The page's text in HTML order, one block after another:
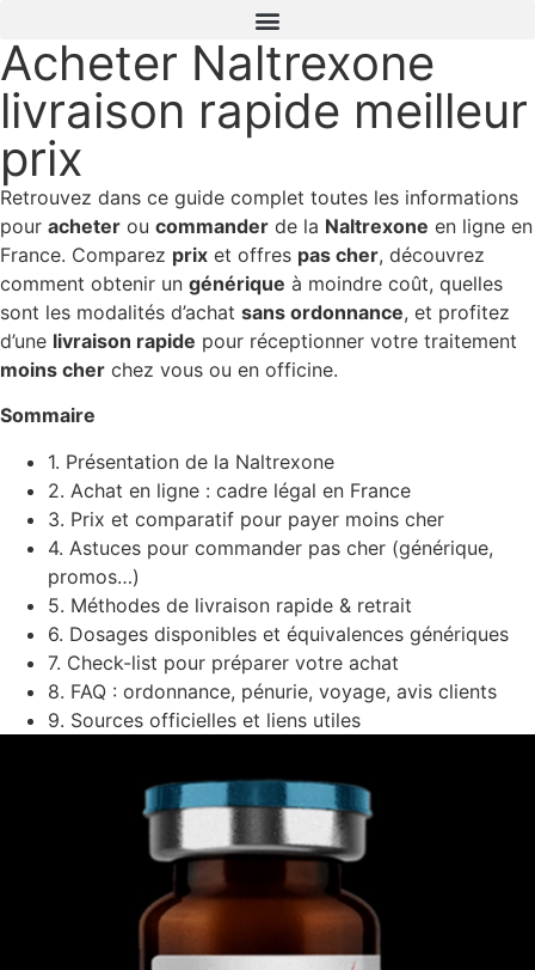
Acheter Naltrexone
livraison rapide meilleur
prix
Retrouvez dans ce guide complet toutes les informations
pour acheter ou commander de la Naltrexone en ligne en
France. Comparez prix et offres pas cher, découvrez
comment obtenir un générique à moindre coût, quelles
sont les modalités d’achat sans ordonnance, et profitez
d’une livraison rapide pour réceptionner votre traitement
moins cher chez vous ou en officine.
Sommaire
1. Présentation de la Naltrexone
2. Achat en ligne : cadre légal en France
3. Prix et comparatif pour payer moins cher
4. Astuces pour commander pas cher (générique,
promos…)
5. Méthodes de livraison rapide & retrait
6. Dosages disponibles et équivalences génériques
7. Check-list pour préparer votre achat
8. FAQ : ordonnance, pénurie, voyage, avis clients
9. Sources officielles et liens utiles